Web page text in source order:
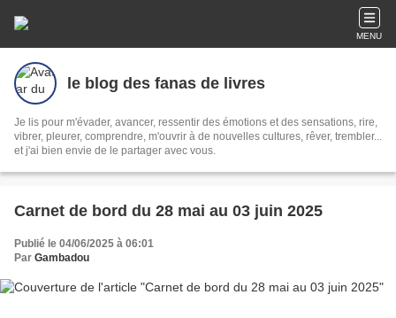
MENU
le blog des fanas de livres
Je lis pour m'évader, avancer, ressentir des émotions et des sensations, rire,
vibrer, pleurer, comprendre, m'ouvrir à de nouvelles cultures, rêver, trembler...
et j'ai bien envie de le partager avec vous.
Carnet de bord du 28 mai au 03 juin 2025
Publié le 04/06/2025 à 06:01
Par Gambadou